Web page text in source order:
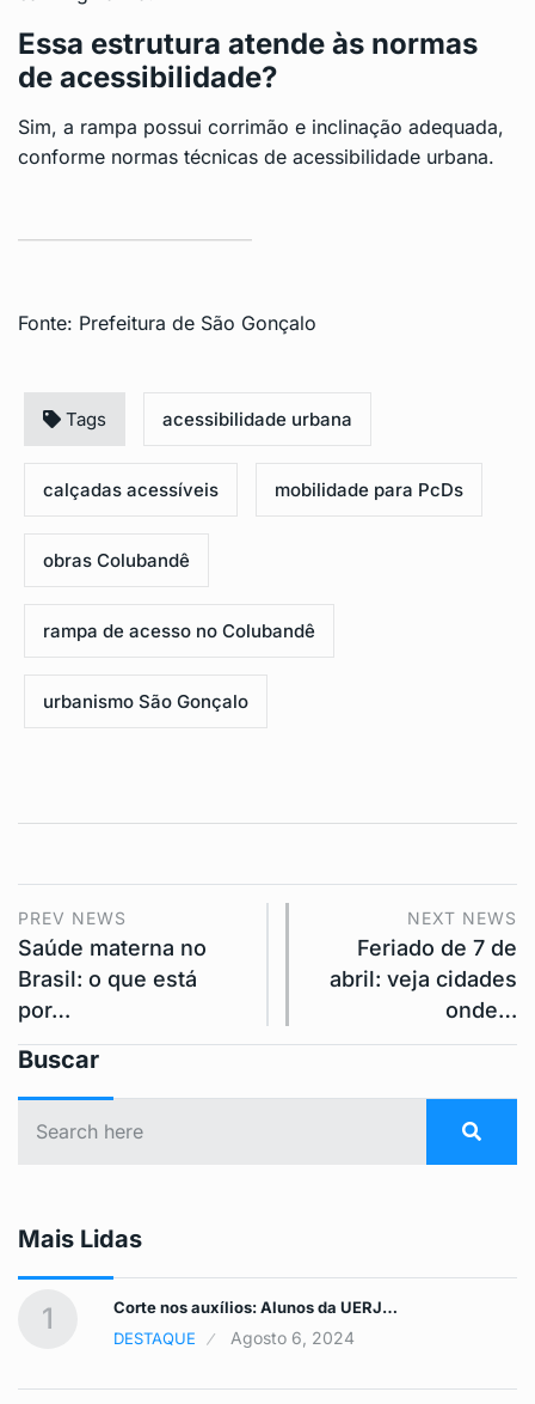
Essa estrutura atende às normas
de acessibilidade?
Sim, a rampa possui corrimão e inclinação adequada,
conforme normas técnicas de acessibilidade urbana.
Fonte: Prefeitura de São Gonçalo
Tags acessibilidade urbana
calçadas acessíveis mobilidade para PcDs
obras Colubandê
rampa de acesso no Colubandê
urbanismo São Gonçalo
PREV NEWS
Saúde materna no
Brasil: o que está
por…
NEXT NEWS
Feriado de 7 de
abril: veja cidades
onde…
Buscar
Mais Lidas
1
Corte nos auxílios: Alunos da UERJ…
DESTAQUE
Agosto 6, 2024